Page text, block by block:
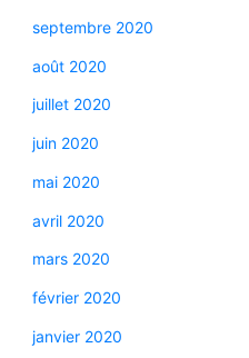
septembre 2020
août 2020
juillet 2020
juin 2020
mai 2020
avril 2020
mars 2020
février 2020
janvier 2020